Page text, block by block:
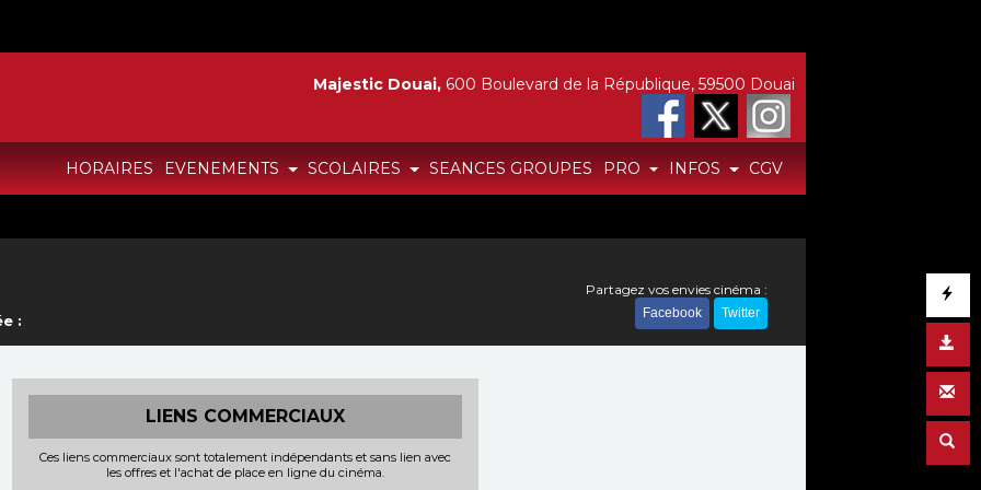
HORAIRES EVENEMENTS SCOLAIRES SEANCES GROUPES PRO INFOS CGV
Majestic Douai, 600 Boulevard de la République, 59500 Douai
:
Partagez vos envies cinéma :
Facebook Twitter
LIENS COMMERCIAUX
Ces liens commerciaux sont totalement indépendants et sans lien avec
les offres et l'achat de place en ligne du cinéma.